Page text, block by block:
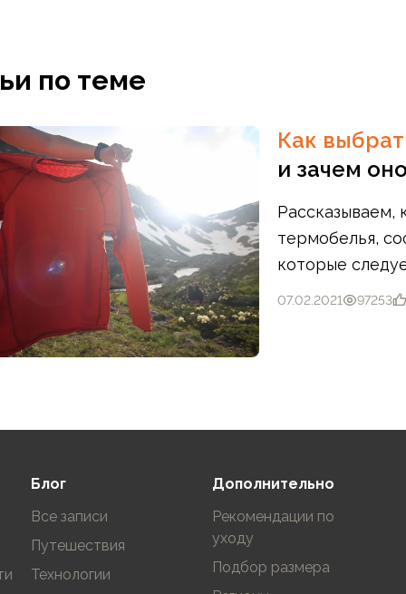
по теме
Как
и зачем
Рассказываем,
термобелья,
которые
термобелья.
07.02.2021 97253
Блог
Все записи
Путешествия
Технологии
Дополнительно
Рекомендации по
уходу
Подбор размера